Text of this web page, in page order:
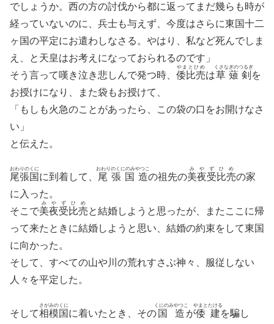
でしょうか。西の方の討伐から都に返ってまだ幾らも時が
経っていないのに、兵士も与えず、今度はさらに東国十二
ヶ国の平定にお遣わしなさる。やはり、私など死んでしま
え、と天皇はお考えになっておられるのです」
そう言って嘆き泣き悲しんで発つ時、 倭比売
やまとひめ
は草薙剣
くさなぎのつるぎ
を
お授けになり、また袋もお授けて、
「もしも火急のことがあったら、この袋の口をお開けなさ
い」
と伝えた。
尾張国
おわりのくに
に到着して、 尾張国造
おわりのくにのみやつこ
の祖先の美夜受比売
みやずひめ
の家
に入った。
そこで美夜受比売
みやずひめ
と結婚しようと思ったが、またここに帰
って来たときに結婚しようと思い、結婚の約束をして東国
に向かった。
そして、すべての山や川の荒れすさぶ神々、服従しない
人々を平定した。
そして相模国
さがみのくに
に着いたとき、その 国造
くにのみやつこ
が倭建
やまとたける
を騙し